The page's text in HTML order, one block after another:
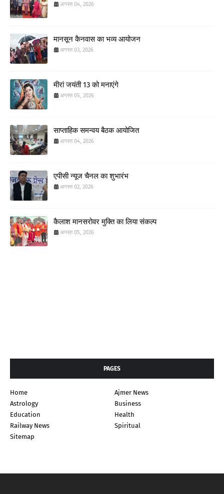
अगस्त 04, 2026
मानसून कैनवास का भव्य आयोजन
अगस्त 03, 2026
मीरां जयंती 13 को मनाएंगे
अगस्त 05, 2026
साप्ताहिक समन्वय बैठक आयोजित
अगस्त 04, 2026
एपीसी न्यूज चैनल का शुभारंभ
अगस्त 02, 2026
कैलाश मानसरोवर मुक्ति का लिया संकल्प
अगस्त 05, 2026
PAGES
Home
Ajmer News
Astrology
Business
Education
Health
Railway News
Spiritual
Sitemap